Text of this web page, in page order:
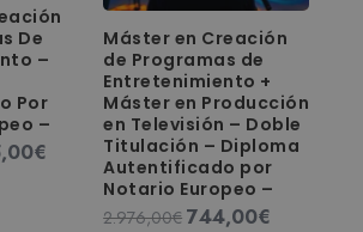
De
–
Por
–
€El
Máster en Creación
de Programas de
Entretenimiento +
Máster en Producción
en Televisión – Doble
Titulación – Diploma
Autentificado por
Notario Europeo –
2.976,00€ El
744,00€